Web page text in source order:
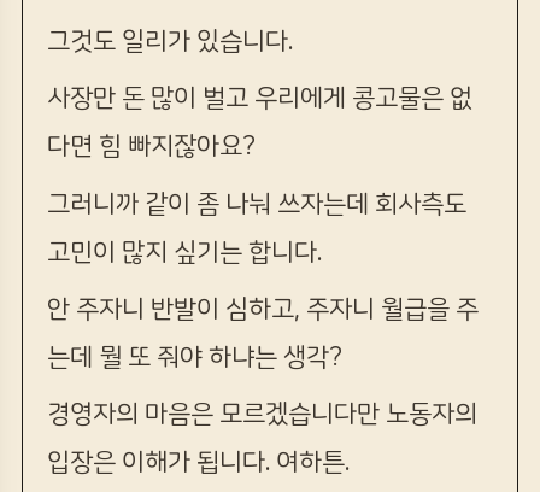
그것도 일리가 있습니다.
사장만 돈 많이 벌고 우리에게 콩고물은 없
다면 힘 빠지잖아요?
그러니까 같이 좀 나눠 쓰자는데 회사측도
고민이 많지 싶기는 합니다.
안 주자니 반발이 심하고, 주자니 월급을 주
는데 뭘 또 줘야 하냐는 생각?
경영자의 마음은 모르겠습니다만 노동자의
입장은 이해가 됩니다. 여하튼.